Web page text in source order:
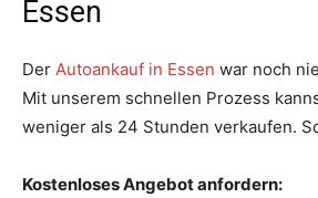
Essen
Der Autoankauf in Essen war noch
Mit unserem schnellen Prozess
weniger als 24 Stunden verkaufen.
Kostenloses Angebot anfordern: